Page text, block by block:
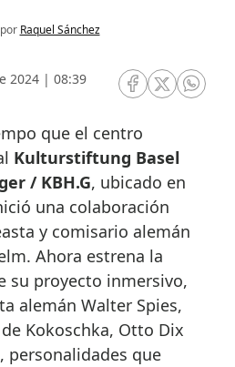
Raquel Sánchez
2024 | 08:39
RRSS Facebook
RRSSRRSS
Kulturstiftung Basel
/ KBH.G, ubicado en
una colaboración
y comisario alemán
Ahora estrena la
su proyecto inmersivo,
alemán Walter Spies,
Kokoschka, Otto Dix
personalidades que